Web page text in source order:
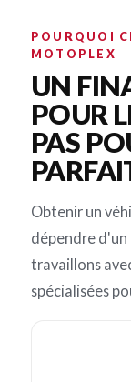
POURQUOI
MOTOPLEX
UN
POUR
PAS
Obtenir un
dépendre d'un
travaillons
spécialisées